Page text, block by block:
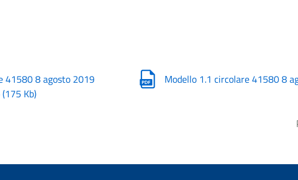
41580 8 agosto 2019
(175 Kb)
Modello 1.1 circolare 41580 8